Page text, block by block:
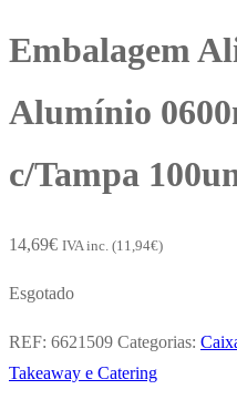
Embalagem
Alumínio
c/Tampa
14,69€ IVA inc. (11,94€)
Esgotado
REF: 6621509 Categorias:
Takeaway e Catering